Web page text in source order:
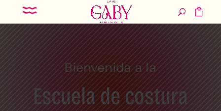
Bienvenida a la
Escuela de costura